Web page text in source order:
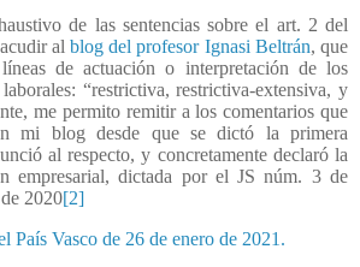
de las sentencias sobre el art. 2 del
alblog del profesor Ignasi Beltrán, que
de actuación o interpretación de los
“restrictiva, restrictiva-extensiva, y
me permito remitir a los comentarios que
mi blog desde que se dictó la primera
al respecto, y concretamente declaró la
empresarial, dictada por el JS núm. 3 de
2020[2]
País Vasco de 26 de enero de 2021.